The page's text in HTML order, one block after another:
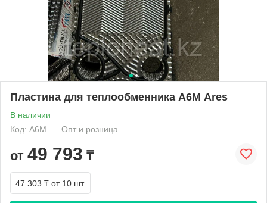
Пластина для теплообменника А6М Ares
В наличии
Код: A6M
Опт и розница
от 49 793 ₸
47 303 ₸ от 10 шт.